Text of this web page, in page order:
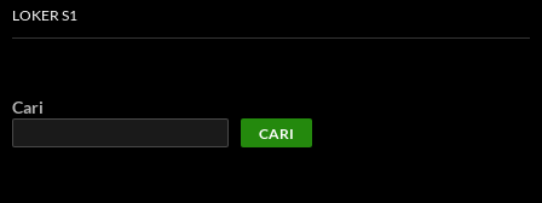
LOKER S1
Cari
CARI